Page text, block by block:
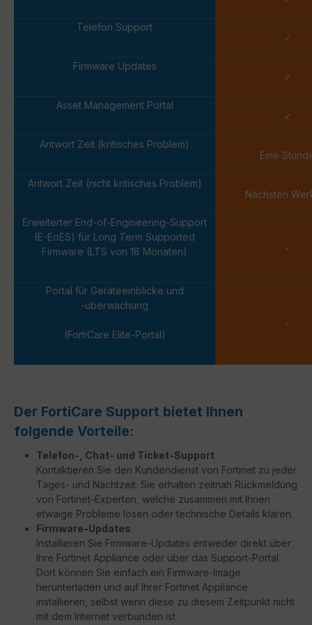
Telefon Support
✓
Firmware Updates
✓
Asset Management Portal
✓
Antwort Zeit (kritisches Problem)
Eine
Antwort Zeit (nicht kritisches Problem)
Nächsten
Erweiterter End-of-Engineering-Support
(E-EoES) für Long Term Supported
Firmware (LTS von 18 Monaten)
-
Portal für Geräteeinblicke und
-überwachung
(FortiCare Elite-Portal)
-
Der FortiCare Support bietet Ihnen
folgende Vorteile:
Telefon-, Chat- und Ticket-Support
Kontaktieren Sie den Kundendienst von Fortinet zu jeder
Tages- und Nachtzeit. Sie erhalten zeitnah Rückmeldung
von Fortinet-Experten, welche zusammen mit Ihnen
etwaige Probleme lösen oder technische Details klären.
Firmware-Updates
Installieren Sie Firmware-Updates entweder direkt über
Ihre Fortinet Appliance oder über das Support-Portal.
Dort können Sie einfach ein Firmware-Image
herunterladen und auf Ihrer Fortinet Appliance
installieren, selbst wenn diese zu diesem Zeitpunkt nicht
mit dem Internet verbunden ist.